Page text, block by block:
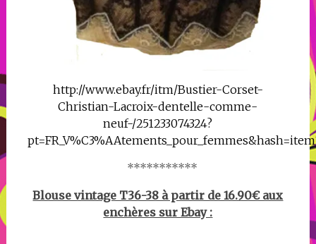
http://www.ebay.fr/itm/Bustier-Corset-
Christian-Lacroix-dentelle-comme-
neuf-/251233074324?
***********
Blouse vintage T36-38 à partir de 16.90€ aux
enchères sur Ebay :